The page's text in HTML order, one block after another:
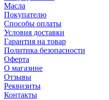
Масла
Покупателю
Способы оплаты
Условия доставки
Гарантия на товар
Политика безопасности
Оферта
О магазине
Отзывы
Реквизиты
Контакты